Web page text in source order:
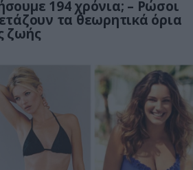
194 χρόνια; – Ρώσοι
τα θεωρητικά όρια
ζωής